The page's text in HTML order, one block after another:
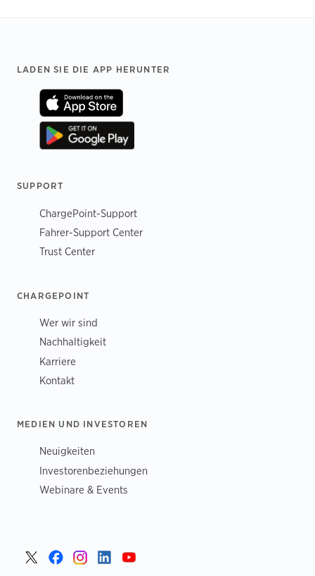
Footer
LADEN SIE DIE APP HERUNTER
SUPPORT
ChargePoint-Support
Fahrer-Support Center
Trust Center
CHARGEPOINT
Wer wir sind
Nachhaltigkeit
Karriere
Kontakt
MEDIEN UND INVESTOREN
Neuigkeiten
Investorenbeziehungen
Webinare & Events